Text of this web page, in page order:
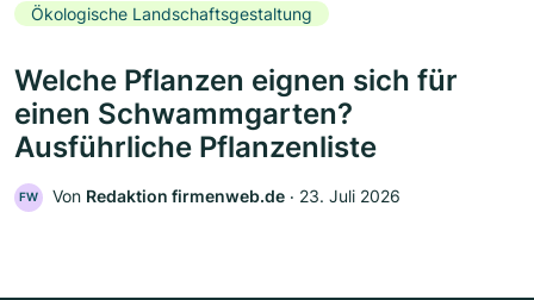
Ökologische Landschaftsgestaltung
Welche Pflanzen eignen sich für
einen Schwammgarten?
Ausführliche Pflanzenliste
FW Von Redaktion firmenweb.de ‧ 23. Juli 2026